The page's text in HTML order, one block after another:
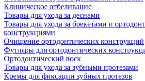
Клиническое отбеливание
Товары для ухода за деснами
Товары для ухода за брекетами и
конструкциями
Очищение ортодонтических конструкций
Футляры для ортодонтических
Ортодонтический воск
Товары для ухода за зубными протезами
Кремы для фиксации зубных протезов